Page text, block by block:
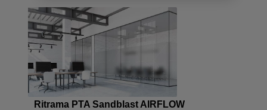
Ritrama PTA Sandblast AIRFLOW